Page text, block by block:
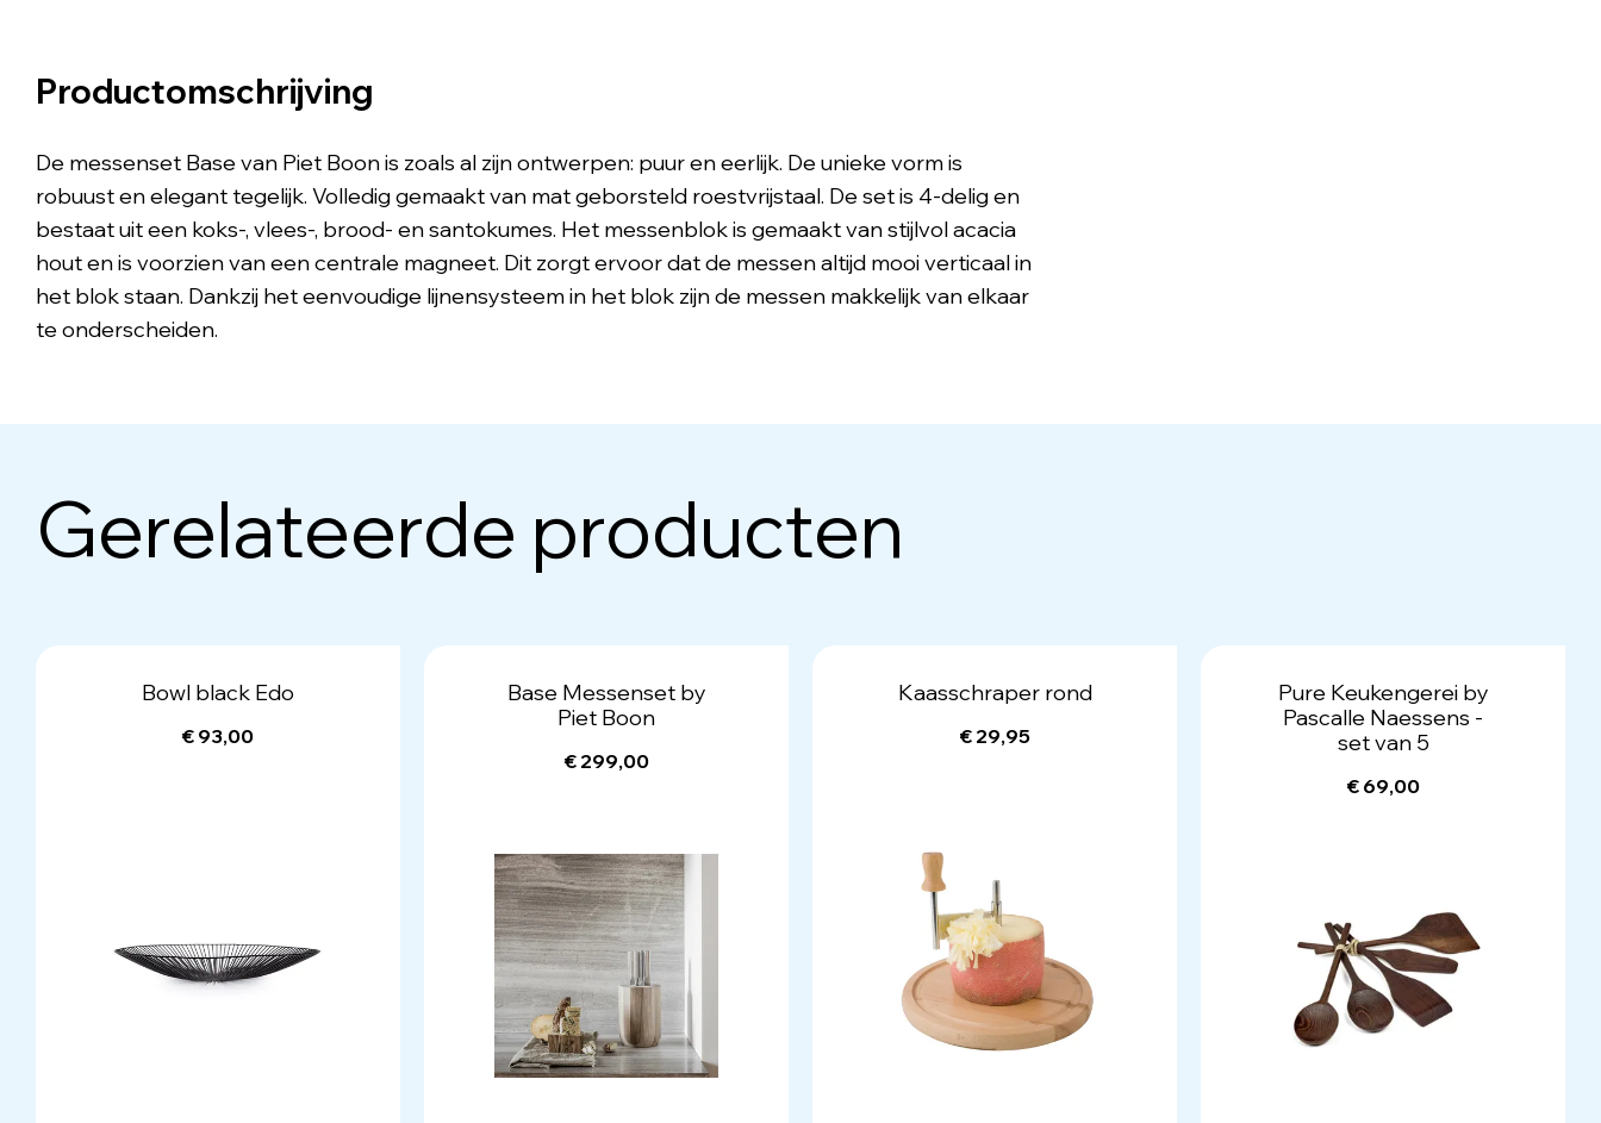
Productomschrijving
De messenset Base van Piet Boon is zoals al zijn ontwerpen: puur en eerlijk. De unieke vorm is
robuust en elegant tegelijk. Volledig gemaakt van mat geborsteld roestvrijstaal. De set is 4-delig en
bestaat uit een koks-, vlees-, brood- en santokumes. Het messenblok is gemaakt van stijlvol acacia
hout en is voorzien van een centrale magneet. Dit zorgt ervoor dat de messen altijd mooi verticaal in
het blok staan. Dankzij het eenvoudige lijnensysteem in het blok zijn de messen makkelijk van elkaar
te onderscheiden.
Gerelateerde producten
Bowl black Edo
€ 93,00
Base Messenset by
Piet Boon
€ 299,00
Kaasschraper rond
€ 29,95
Pure Keukengerei by
Pascalle Naessens -
set van 5
€ 69,00